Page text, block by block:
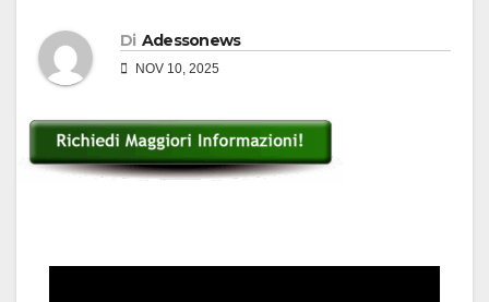
Di Adessonews
NOV 10, 2025